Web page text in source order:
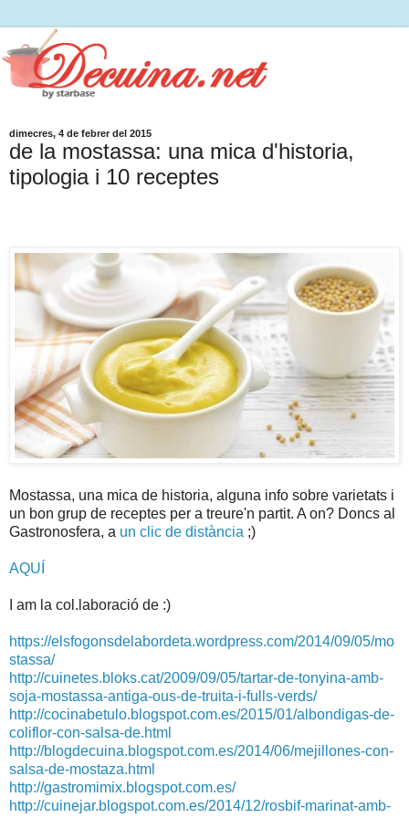
dimecres, 4 de febrer del 2015
de la mostassa: una mica d'historia,
tipologia i 10 receptes
Mostassa, una mica de historia, alguna info sobre varietats i
un bon grup de receptes per a treure'n partit. A on? Doncs al
Gastronosfera, a un clic de distància ;)
AQUÍ
I am la col.laboració de :)
https://elsfogonsdelabordeta.wordpress.com/2014/09/05/mo
stassa/
http://cuinetes.bloks.cat/2009/09/05/tartar-de-tonyina-amb-
soja-mostassa-antiga-ous-de-truita-i-fulls-verds/
http://cocinabetulo.blogspot.com.es/2015/01/albondigas-de-
coliflor-con-salsa-de.html
http://blogdecuina.blogspot.com.es/2014/06/mejillones-con-
salsa-de-mostaza.html
http://gastromimix.blogspot.com.es/
http://cuinejar.blogspot.com.es/2014/12/rosbif-marinat-amb-